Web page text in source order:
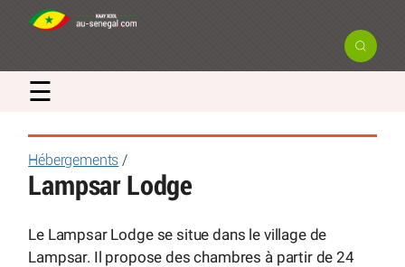
☰
Hébergements /
Lampsar Lodge
Le Lampsar Lodge se situe dans le village de
Lampsar. Il propose des chambres à partir de 24